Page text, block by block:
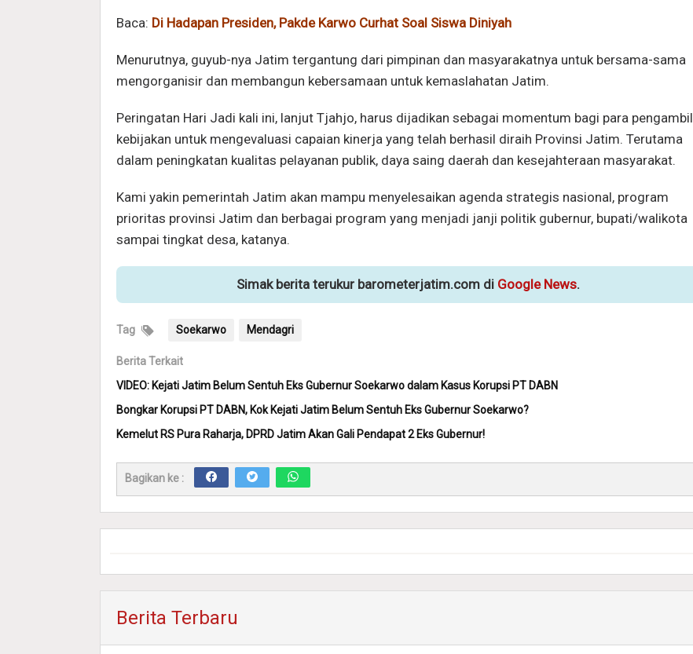
Baca: Di Hadapan Presiden, Pakde Karwo Curhat Soal Siswa Diniyah
Menurutnya, guyub-nya Jatim tergantung dari pimpinan dan masyarakatnya untuk bersama-sama
mengorganisir dan membangun kebersamaan untuk kemaslahatan Jatim.
Peringatan Hari Jadi kali ini, lanjut Tjahjo, harus dijadikan sebagai momentum bagi para pengambil
kebijakan untuk mengevaluasi capaian kinerja yang telah berhasil diraih Provinsi Jatim. Terutama
dalam peningkatan kualitas pelayanan publik, daya saing daerah dan kesejahteraan masyarakat.
Kami yakin pemerintah Jatim akan mampu menyelesaikan agenda strategis nasional, program
prioritas provinsi Jatim dan berbagai program yang menjadi janji politik gubernur, bupati/walikota
sampai tingkat desa, katanya.
Simak berita terukur barometerjatim.com di Google News.
Tag Soekarwo Mendagri
Berita Terkait
VIDEO: Kejati Jatim Belum Sentuh Eks Gubernur Soekarwo dalam Kasus Korupsi PT DABN
Bongkar Korupsi PT DABN, Kok Kejati Jatim Belum Sentuh Eks Gubernur Soekarwo?
Kemelut RS Pura Raharja, DPRD Jatim Akan Gali Pendapat 2 Eks Gubernur!
Bagikan ke :
Berita Terbaru